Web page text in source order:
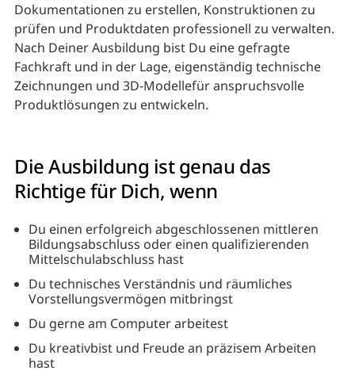
Dokumentationen zu erstellen, Konstruktionen zu
prüfen und Produktdaten professionell zu verwalten.
Nach Deiner Ausbildung bist Du eine gefragte
Fachkraft und in der Lage, eigenständig technische
Zeichnungen und 3D-Modellefür anspruchsvolle
Produktlösungen zu entwickeln.
Die Ausbildung ist genau das
Richtige für Dich, wenn
Du einen erfolgreich abgeschlossenen mittleren
Bildungsabschluss oder einen qualifizierenden
Mittelschulabschluss hast
Du technisches Verständnis und räumliches
Vorstellungsvermögen mitbringst
Du gerne am Computer arbeitest
Du kreativbist und Freude an präzisem Arbeiten
hast